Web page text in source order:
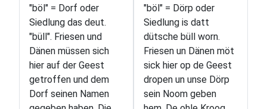
"böl" = Dorf oder
Siedlung das deut.
"büll". Friesen und
Dänen müssen sich
hier auf der Geest
getroffen und dem
Dorf seinen Namen
"böl" = Dörp oder
Siedlung is datt
dütsche büll worn.
Friesen un Dänen möt
sick hier op de Geest
dropen un unse Dörp
sein Noom geben